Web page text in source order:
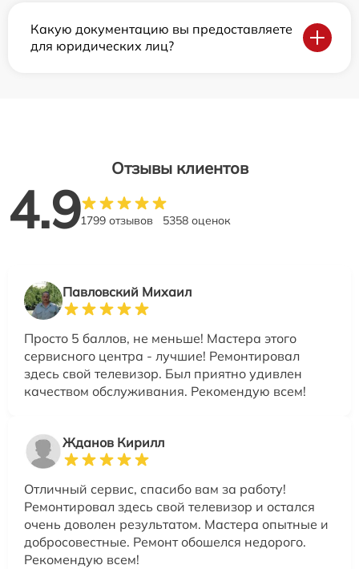
Какую документацию вы предоставляете
для юридических лиц?
Отзывы клиентов
4.91799 отзывов 5358 оценок
Павловский Михаил
Просто 5 баллов, не меньше! Мастера этого
сервисного центра - лучшие! Ремонтировал
здесь свой телевизор. Был приятно удивлен
качеством обслуживания. Рекомендую всем!
Жданов Кирилл
Отличный сервис, спасибо вам за работу!
Ремонтировал здесь свой телевизор и остался
очень доволен результатом. Мастера опытные и
добросовестные. Ремонт обошелся недорого.
Рекомендую всем!